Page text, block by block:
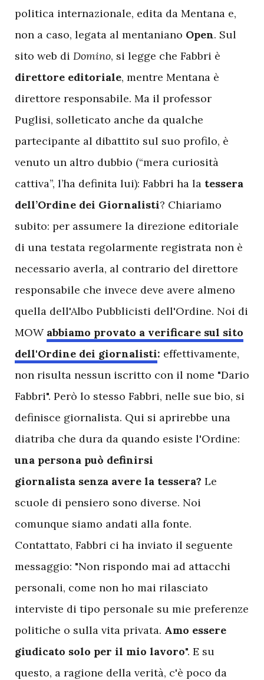
politica internazionale, edita da Mentana e,
non a caso, legata al mentaniano Open. Sul
sito web di Domino, si legge che Fabbri è
direttore editoriale, mentre Mentana è
direttore responsabile. Ma il professor
Puglisi, solleticato anche da qualche
partecipante al dibattito sul suo profilo, è
venuto un altro dubbio (“mera curiosità
cattiva”, l’ha definita lui): Fabbri ha la tessera
dell’Ordine dei Giornalisti? Chiariamo
subito: per assumere la direzione editoriale
di una testata regolarmente registrata non è
necessario averla, al contrario del direttore
responsabile che invece deve avere almeno
quella dell'Albo Pubblicisti dell'Ordine. Noi di
MOW abbiamo provato a verificare sul sito
dell'Ordine dei giornalisti: effettivamente,
non risulta nessun iscritto con il nome "Dario
Fabbri". Però lo stesso Fabbri, nelle sue bio, si
definisce giornalista. Qui si aprirebbe una
diatriba che dura da quando esiste l'Ordine:
una persona può definirsi
giornalista senza avere la tessera? Le
scuole di pensiero sono diverse. Noi
comunque siamo andati alla fonte.
Contattato, Fabbri ci ha inviato il seguente
messaggio: "Non rispondo mai ad attacchi
personali, come non ho mai rilasciato
interviste di tipo personale su mie preferenze
politiche o sulla vita privata. Amo essere
giudicato solo per il mio lavoro". E su
questo, a ragione della verità, c'è poco da